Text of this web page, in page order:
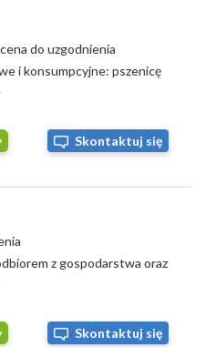
cena do uzgodnienia
i konsumpcyjne: pszenicę
Skontaktuj się
z gospodarstwa oraz
Skontaktuj się